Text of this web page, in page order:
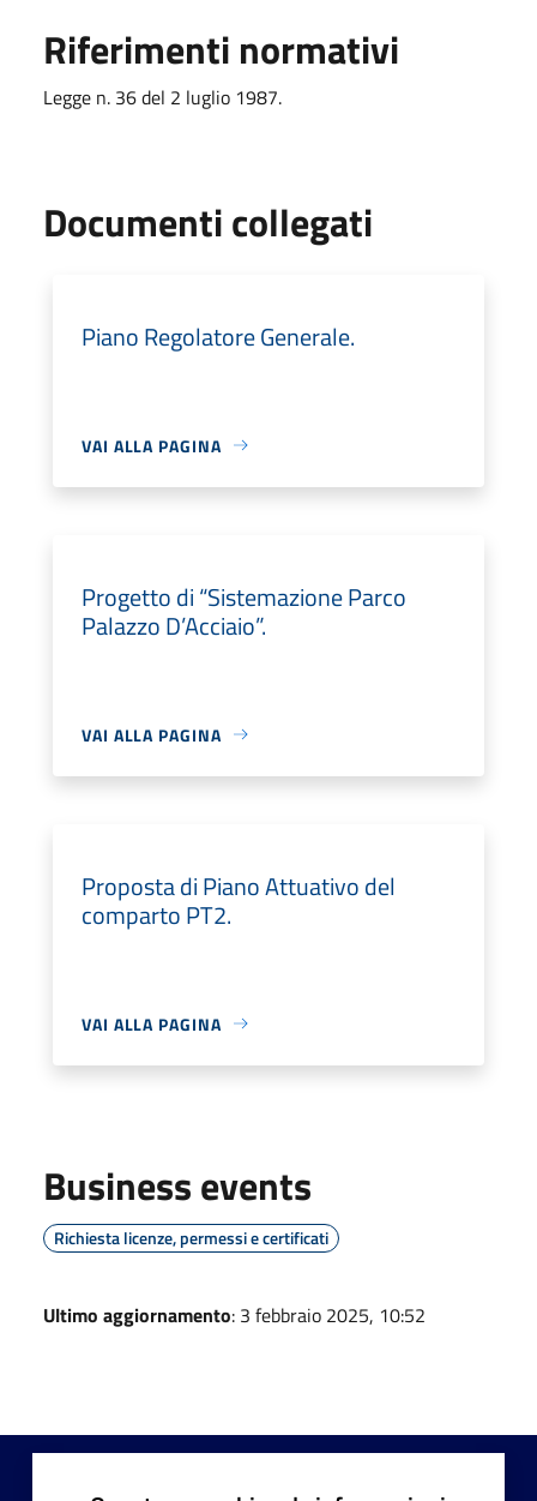
Riferimenti normativi
Legge n. 36 del 2 luglio 1987.
Documenti collegati
Piano Regolatore Generale.
VAI ALLA PAGINA
Progetto di “Sistemazione Parco
Palazzo D’Acciaio”.
VAI ALLA PAGINA
Proposta di Piano Attuativo del
comparto PT2.
VAI ALLA PAGINA
Business events
Richiesta licenze, permessi e certificati
Ultimo aggiornamento: 3 febbraio 2025, 10:52